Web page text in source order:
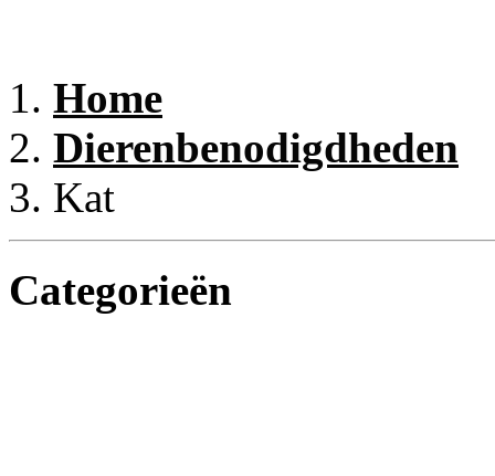
Home
Dierenbenodigdheden
Kat
Categorieën